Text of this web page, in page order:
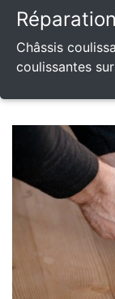
Châssis
coulissantes